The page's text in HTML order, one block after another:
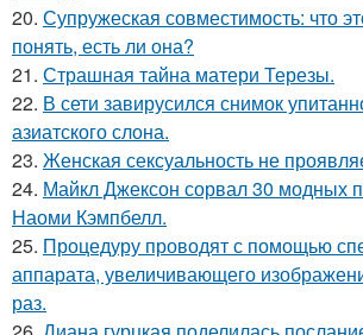
20. Супружеская совместимость: что
понять, есть ли она?
21. Страшная тайна матери Терезы.
22. В сети завирусился снимок
азиатского слона.
23. Женская сексуальность не
24. Майкл Джексон сорвал 30 модных
Наоми Кэмпбелл.
25. Процедуру проводят с помощью
аппарата, увеличивающего
раз.